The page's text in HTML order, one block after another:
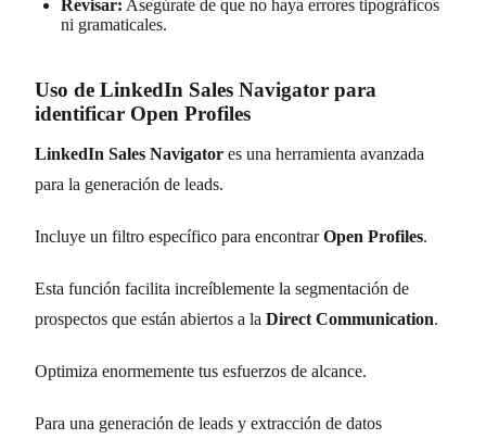
Revisar: Asegúrate de que no haya errores tipográficos
ni gramaticales.
Uso de LinkedIn Sales Navigator para
identificar Open Profiles
LinkedIn Sales Navigator es una herramienta avanzada
para la generación de leads.
Incluye un filtro específico para encontrarOpen Profiles.
Esta función facilita increíblemente la segmentación de
prospectos que están abiertos a la Direct Communication.
Optimiza enormemente tus esfuerzos de alcance.
Para una generación de leads y extracción de datos